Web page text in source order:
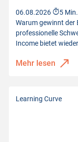
06.08.2026
5 Min.
Warum gewinnt der
professionelle
Income bietet
Mehr lesen
Learning Curve